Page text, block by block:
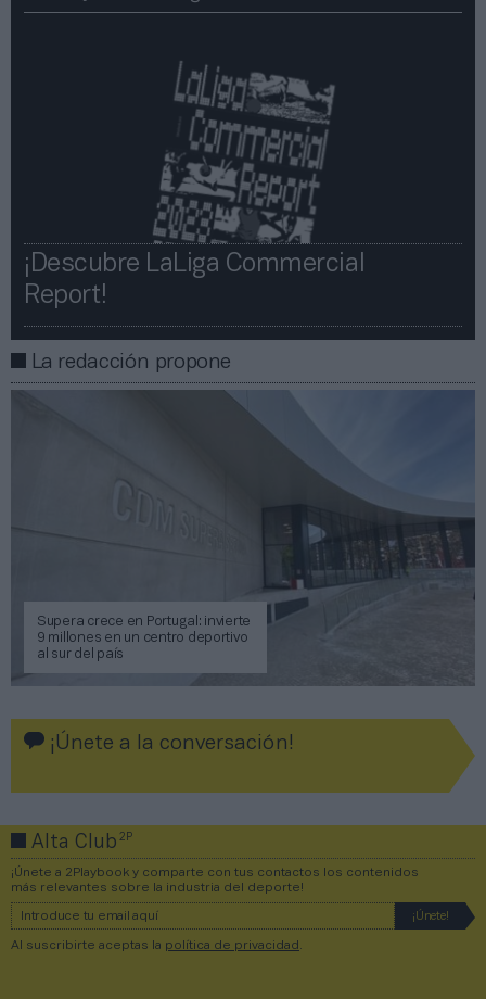
¡Descubre LaLiga Commercial
Report!​​
La redacción propone
Supera crece en Portugal: invierte
9 millones en un centro deportivo
al sur del país
¡Únete a la conversación!
Alta Club2P
¡Únete a 2Playbook y comparte con tus contactos los contenidos
más relevantes sobre la industria del deporte!
Al suscribirte aceptas la política de privacidad